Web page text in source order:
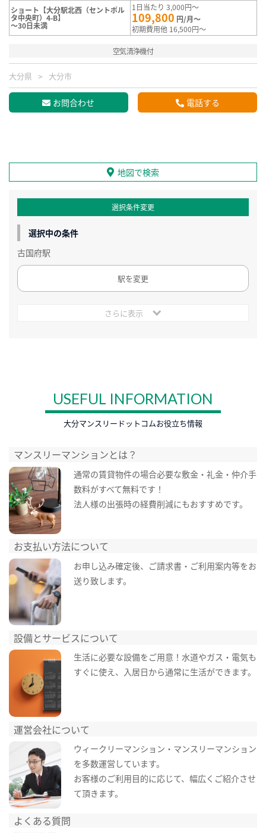
ショート【大分駅北西（セントポル
タ中央町）4-B】
～30日未満
1日当たり 3,000円～
109,800 円/月～
初期費用他 16,500円～
空気清浄機付
大分県 大分市
お問合わせ 電話する
地図で検索
選択条件変更
選択中の条件
古国府駅
駅を変更
さらに表示
USEFUL INFORMATION
大分マンスリードットコムお役立ち情報
マンスリーマンションとは？
通常の賃貸物件の場合必要な敷金・礼金・仲介手
数料がすべて無料です！
法人様の出張時の経費削減にもおすすめです。
お支払い方法について
お申し込み確定後、ご請求書・ご利用案内等をお
送り致します。
設備とサービスについて
生活に必要な設備をご用意！水道やガス・電気も
すぐに使え、入居日から通常に生活ができます。
運営会社について
ウィークリーマンション・マンスリーマンション
を多数運営しています。
お客様のご利用目的に応じて、幅広くご紹介させ
て頂きます。
よくある質問